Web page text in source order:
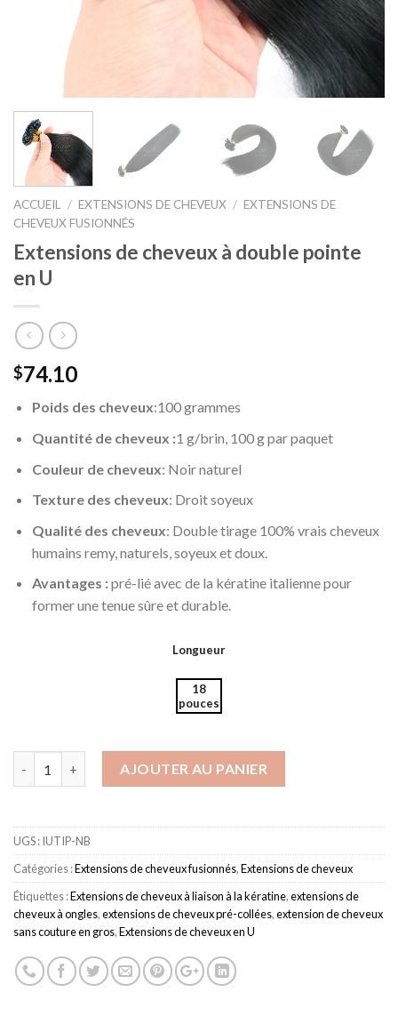
ACCUEIL / EXTENSIONS DE CHEVEUX / EXTENSIONS DE
CHEVEUX FUSIONNÉS
Extensions de cheveux à double pointe
en U
$74.10
Poids des cheveux:100 grammes
Quantité de cheveux :1 g/brin, 100 g par paquet
Couleur de cheveux: Noir naturel
Texture des cheveux: Droit soyeux
Qualité des cheveux: Double tirage 100% vrais cheveux
humains remy, naturels, soyeux et doux.
Avantages :pré-lié avec de la kératine italienne pour
former une tenue sûre et durable.
Longueur
18
pouces
AJOUTER AU PANIER
UGS :IUTIP-NB
Catégories :Extensions de cheveux fusionnés,Extensions de cheveux
Étiquettes :Extensions de cheveux à liaison à la kératine,extensions de
cheveux à ongles,extensions de cheveux pré-collées,extension de cheveux
sans couture en gros,Extensions de cheveux en U